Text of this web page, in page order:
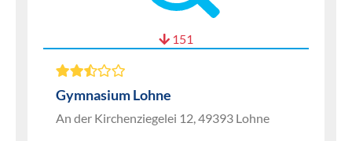
151
Gymnasium Lohne
An der Kirchenziegelei 12, 49393 Lohne